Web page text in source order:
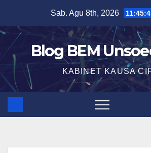
Sab. Agu 8th, 2026
Blog BEM
KABINET KAUSA